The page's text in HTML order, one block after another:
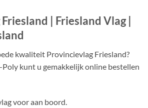
| Friesland Vlag |
kwaliteit Provincievlag Friesland?
Poly kunt u gemakkelijk online bestellen
voor aan boord.